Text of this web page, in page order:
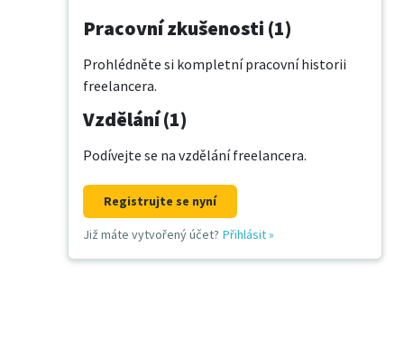
Pracovní zkušenosti (1)
Prohlédněte si kompletní pracovní historii
freelancera.
Vzdělání (1)
Podívejte se na vzdělání freelancera.
Registrujte se nyní
Již máte vytvořený účet? Přihlásit»